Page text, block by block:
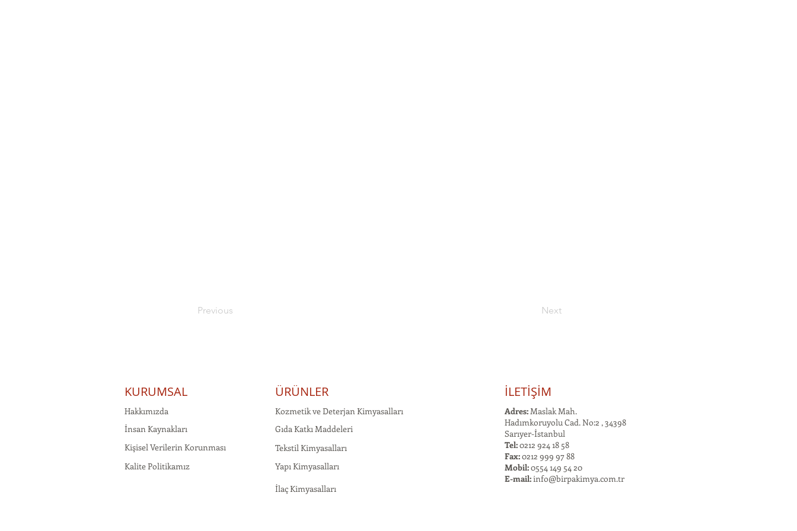
Previous Next
KURUMSAL
Hakkımızda
İnsan Kaynakları
Kişisel Verilerin Korunması
Kalite Politikamız
ÜRÜNLER
Kozmetik ve Deterjan Kimyasalları
Gıda Katkı Maddeleri
Tekstil Kimyasalları
Yapı Kimyasalları
İlaç Kimyasalları
İLETİŞİM
Adres:Maslak Mah.
Hadımkoruyolu Cad. No:2 , 34398
Sarıyer-İstanbul
Tel:0212 924 18 58
Fax:0212 999 97 88
Mobil:0554 149 54 20
E-mail:info@birpakimya.com.tr